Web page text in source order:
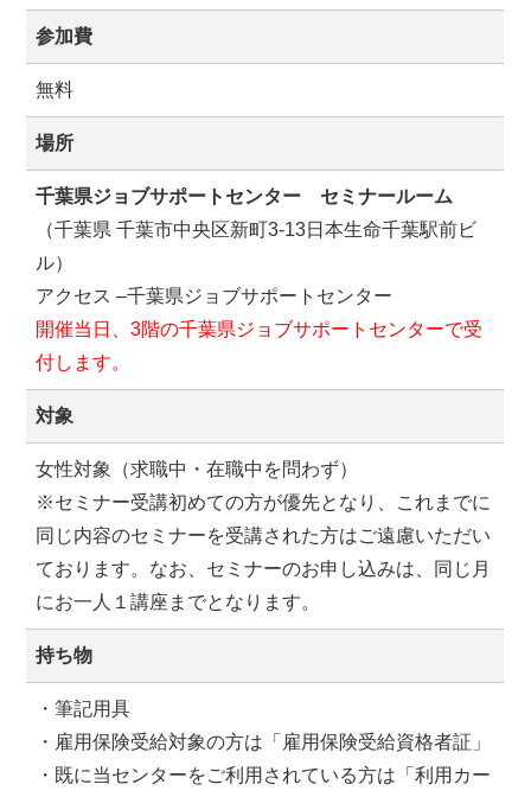
参加費
無料
場所
千葉県ジョブサポートセンター セミナールーム
（千葉県 千葉市中央区新町3-13日本生命千葉駅前ビ
ル）
アクセス –千葉県ジョブサポートセンター
開催当日、3階の千葉県ジョブサポートセンターで受
付します。
対象
女性対象（求職中・在職中を問わず）
※セミナー受講初めての方が優先となり、これまでに
同じ内容のセミナーを受講された方はご遠慮いただい
ております。なお、セミナーのお申し込みは、同じ月
にお一人１講座までとなります。
持ち物
・筆記用具
・雇用保険受給対象の方は「雇用保険受給資格者証」
・既に当センターをご利用されている方は「利用カー